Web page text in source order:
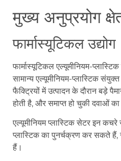
मुख्य अनुप्रयोग
फार्मास्यूटिकल उद्योग
फार्मास्यूटिकल एल्यूमीनियम-
सामान्य एल्यूमीनियम-प्लास्टिक
फैक्ट्रियों में उत्पादन के दौरान बड़े
होती है, और समाप्त हो चुकी दवाओं
एल्यूमीनियम प्लास्टिक सेटर इन
प्लास्टिक का पुनर्चक्रण कर सकते हैं,
हैं।